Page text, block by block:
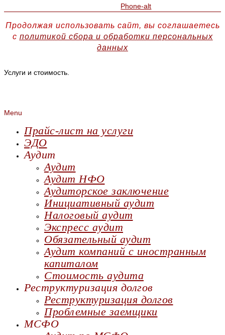
Phone-alt
Продолжая использовать сайт, вы соглашаетесь
с политикой сбора и обработки персональных
данных
Услуги и стоимость.
Menu
Прайс-лист на услуги
ЭДО
Аудит
Аудит
Аудит НФО
Аудиторское заключение
Инициативный аудит
Налоговый аудит
Экспресс аудит
Обязательный аудит
Аудит компаний с иностранным
капиталом
Стоимость аудита
Реструктуризация долгов
Реструктуризация долгов
Проблемные заемщики
МСФО